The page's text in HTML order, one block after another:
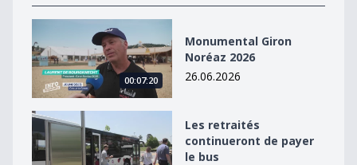
Monumental Giron Noréaz 2026
00:07:20
Monumental Giron
Noréaz 2026
26.06.2026
Les retraités continueront de payer le bus
Les retraités
continueront de payer
le bus